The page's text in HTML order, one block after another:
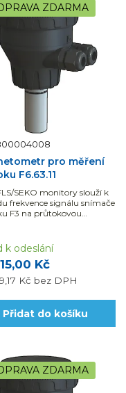
ZDARMA
pro měření
F6.63.11
SEKO monitory slouží k
frekvence signálu snímače
F3 na průtokovou
aktuálně měřené
a...
Kč
Kč bez DPH
k odeslání
Přidat do košíku
ZDARMA